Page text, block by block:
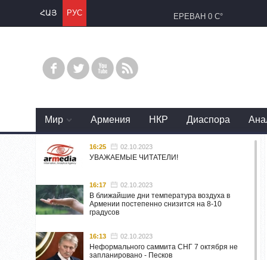
ՀԱՅ РУС ЕРЕВАН 0 C°
Mир Армения НКР Диаспора
16:25 02.10.2023
УВАЖАЕМЫЕ ЧИТАТЕЛИ!
16:17 02.10.2023
В ближайшие дни температура воздуха в
Армении постепенно снизится на 8-10
градусов
16:13 02.10.2023
Неформального саммита СНГ 7 октября не
запланировано - Песков